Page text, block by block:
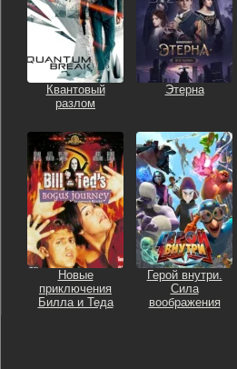
Квантовый
разлом
Этерна
Новые
приключения
Билла и Теда
Герой внутри.
Сила
воображения